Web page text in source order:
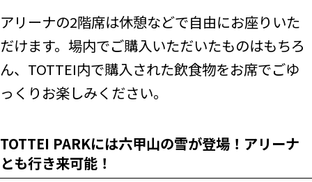
アリーナの2階席は休憩などで自由にお座りいた
だけます。場内でご購入いただいたものはもちろ
ん、TOTTEI内で購入された飲食物をお席でごゆ
っくりお楽しみください。
TOTTEI PARKには六甲山の雪が登場！アリーナ
とも行き来可能！